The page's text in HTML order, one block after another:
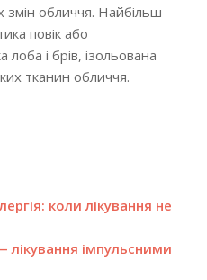
змін обличчя. Найбільш
повік або
і брів, ізольована
тканин обличчя.
коли лікування не
імпульсними